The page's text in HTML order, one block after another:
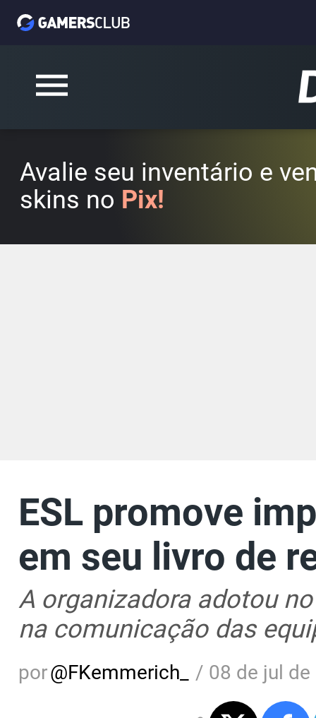
Avalie seu inventário e
skins no Pix!
ESL promove
em seu livro de
A organizadora adotou
na comunicação das
por@FKemmerich_ / 08 de jul